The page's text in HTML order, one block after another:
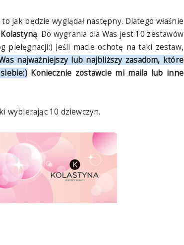
jak będzie wyglądał następny. Dlatego właśnie
. Do wygrania dla Was jest 10 zestawów
pielęgnacji:) Jeśli macie ochotę na taki zestaw,
najważniejszy lub najbliższy zasadom, które
Koniecznie zostawcie mi maila lub inne
wybierając 10 dziewczyn.